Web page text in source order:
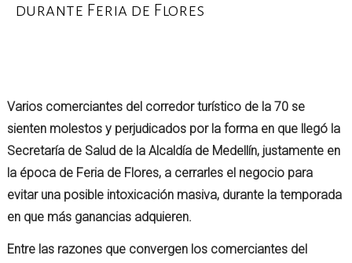
durante Feria de Flores
Varios comerciantes del corredor turístico de la 70 se
sienten molestos y perjudicados por la forma en que llegó la
Secretaría de Salud de la Alcaldía de Medellín, justamente en
la época de Feria de Flores, a cerrarles el negocio para
evitar una posible intoxicación masiva, durante la temporada
en que más ganancias adquieren.
Entre las razones que convergen los comerciantes del